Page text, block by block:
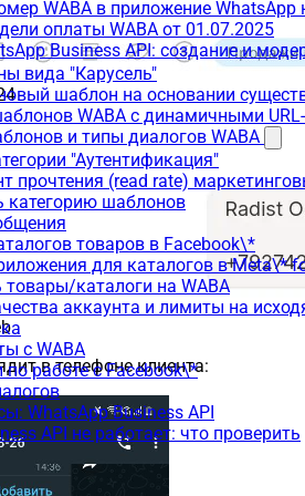
WABA в приложение WhatsApp
оплаты WABA от 01.07.2025
Business API: создание и
вида "Карусель"
шаблон на основании
WABA с динамичными
и типы диалогов WABA
"Аутентификация"
прочтения (read rate)
категорию шаблонов
товаров в Facebook\*
для каталогов в Meta\*
товары/каталоги на WABA
аккаунта и лимиты на
с WABA
работе с Facebook\*
WhatsApp Business API
API не работает: что проверить
в телефоне клиента: